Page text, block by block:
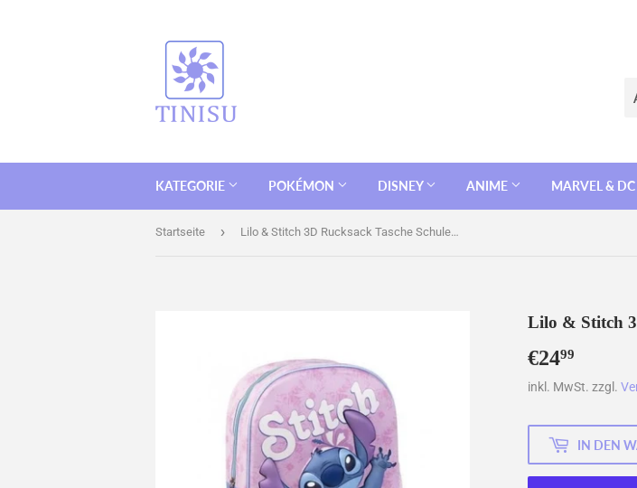
KATEGORIE POKÉMON DISNEY ANIME MARVEL & DC
Startseite › Lilo & Stitch 3D Rucksack Tasche Schule Ranzen Umhängetasche
Lilo & Stitch
€2499
inkl. MwSt. zzgl.
IN DEN